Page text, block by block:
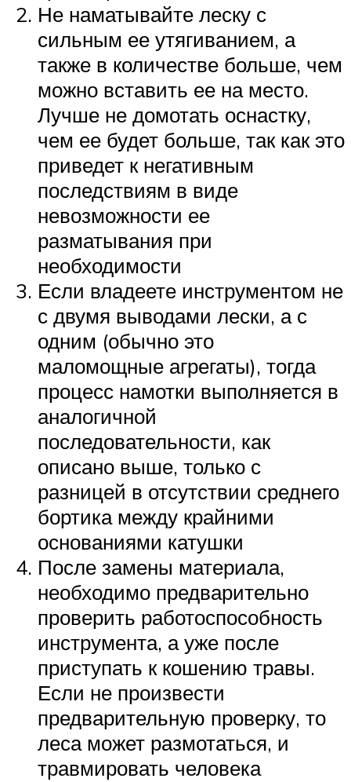
Не наматывайте леску с
сильным ее утягиванием, а
также в количестве больше, чем
можно вставить ее на место.
Лучше не домотать оснастку,
чем ее будет больше, так как это
приведет к негативным
последствиям в виде
невозможности ее
разматывания при
необходимости
Если владеете инструментом не
с двумя выводами лески, а с
одним (обычно это
маломощные агрегаты), тогда
процесс намотки выполняется в
аналогичной
последовательности, как
описано выше, только с
разницей в отсутствии среднего
бортика между крайними
основаниями катушки
После замены материала,
необходимо предварительно
проверить работоспособность
инструмента, а уже после
приступать к кошению травы.
Если не произвести
предварительную проверку, то
леса может размотаться, и
травмировать человека